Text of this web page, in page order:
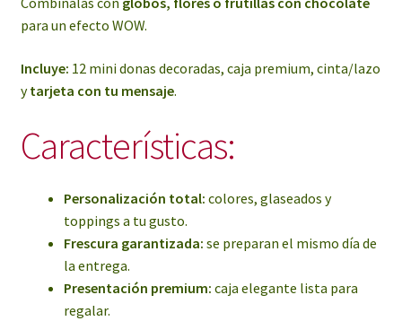
para un efecto WOW.
Incluye: 12 mini donas decoradas, caja premium, cinta/lazo
ytarjeta con tu mensaje.
Características:
Personalización total: colores, glaseados y
toppings a tu gusto.
Frescura garantizada: se preparan el mismo día de
la entrega.
Presentación premium: caja elegante lista para
regalar.